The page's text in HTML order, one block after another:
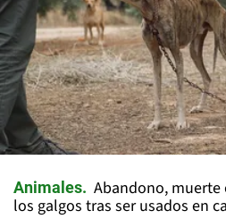
Animales
Abandono, muerte
los galgos tras ser usados en